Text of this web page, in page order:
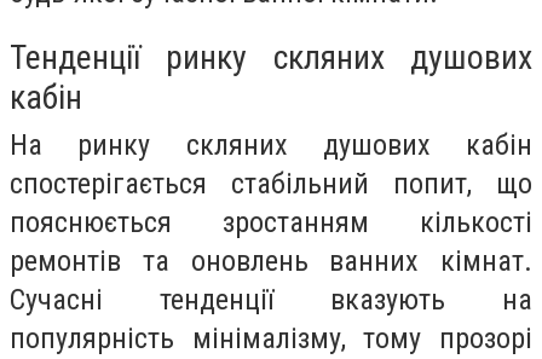
Тенденції ринку скляних душових
кабін
На ринку скляних душових кабін
спостерігається стабільний попит, що
пояснюється зростанням кількості
ремонтів та оновлень ванних кімнат.
Сучасні тенденції вказують на
популярність мінімалізму, тому прозорі